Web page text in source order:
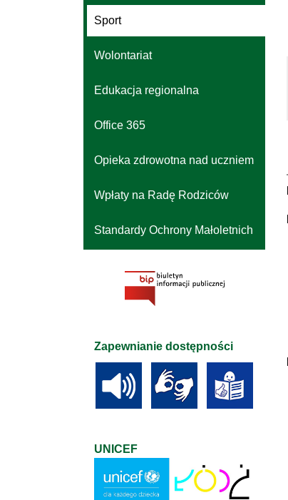
Sport
Wolontariat
Edukacja regionalna
Office 365
Opieka zdrowotna nad uczniem
Wpłaty na Radę Rodziców
Standardy Ochrony Małoletnich
Zapewnianie dostępności
UNICEF